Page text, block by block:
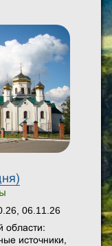
06.11.26
области:
источники,